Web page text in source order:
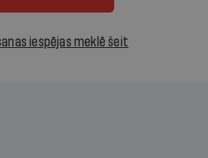
iespējas meklē šeit